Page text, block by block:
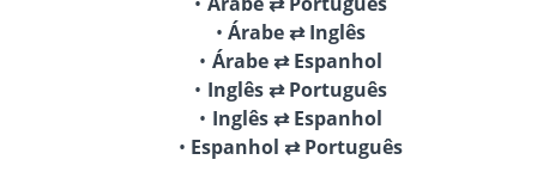
Árabe ⇄ Inglês
Árabe ⇄ Espanhol
Inglês ⇄ Português
Inglês ⇄ Espanhol
Espanhol ⇄ Português